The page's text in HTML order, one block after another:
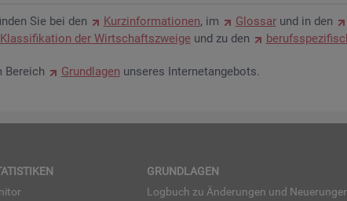
Sie bei den Kurz­in­for­ma­tio­nen, im Glos­sarund in den
Klas­si­fi­ka­ti­on der Wirt­schafts­zwei­geund zu den
Be­reich Grund­la­gen un­se­res In­ter­net­an­ge­bots.
GRUND­LA­GEN
Log­buch zu Än­de­run­gen und